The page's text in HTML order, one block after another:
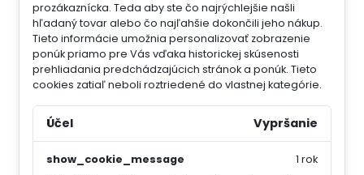
prozákaznícka. Teda aby ste čo najrýchlejšie našli
hľadaný tovar alebo čo najľahšie dokončili jeho nákup.
Tieto informácie umožnia personalizovať zobrazenie
ponúk priamo pre Vás vďaka historickej skúsenosti
prehliadania predchádzajúcich stránok a ponúk. Tieto
cookies zatiaľ neboli roztriedené do vlastnej kategórie.
Účel Vypršanie
show_cookie_message
1 rok